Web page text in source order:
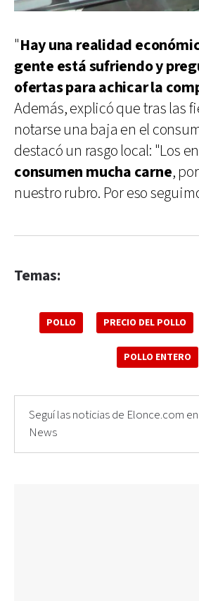
"Hay una realidad
gente está sufriendo y
ofertas para achicar la
Además, explicó que tras las
notarse una baja en el
destacó un rasgo local: "Los
consumen mucha carne,
nuestro rubro. Por eso
Temas:
POLLO PRECIO DEL POLLO
POLLO ENTERO
Seguí las noticias de Elonce.com
News